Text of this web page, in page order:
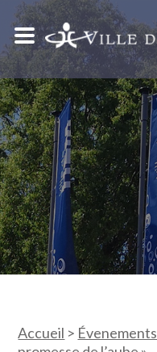
Accueil > Évenements